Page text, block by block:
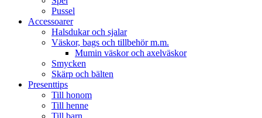
Pussel
Accessoarer
Halsdukar och sjalar
Väskor, bags och tillbehör m.m.
Mumin väskor och axelväskor
Smycken
Skärp och bälten
Presenttips
Till honom
Till henne
Till barn